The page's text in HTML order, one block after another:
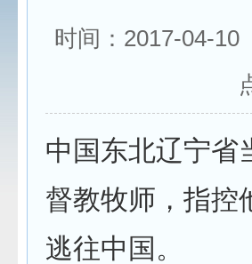
时间：2017-04-10
中国东北辽宁省
督教牧师，指控
逃往中国。